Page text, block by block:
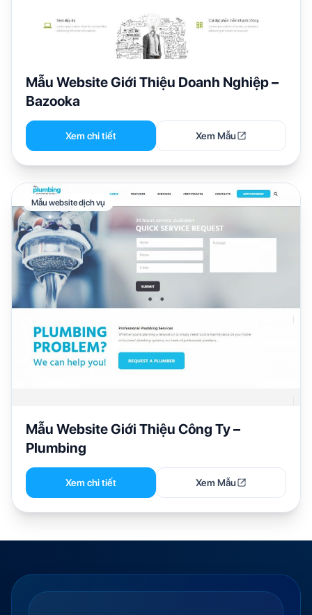
Mẫu Website Giới Thiệu Doanh Nghiệp –
Bazooka
Xem chi tiết Xem Mẫu
Mẫu website dịch vụ
Mẫu Website Giới Thiệu Công Ty –
Plumbing
Xem chi tiết Xem Mẫu